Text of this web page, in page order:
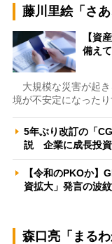
藤川里絵「さあ
【資
備え
大規模な災害が起き
境が不安定になった
5年ぶり改訂の「
説 企業に成長投
【令和のPKOか】
資拡大」発言の波
森口亮「まるわ